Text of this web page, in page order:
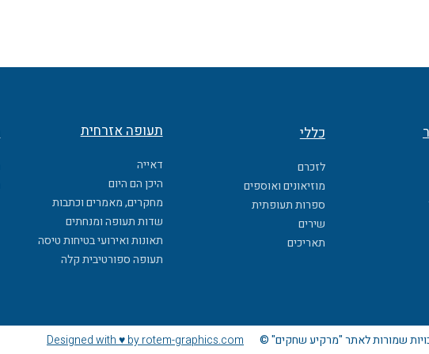
כללי
לזכרם
מוזיאונים ואוספים
ספרות תעופתית
שירים
תאריכים
תעופה אזרחית
דאייה
היכן הם היום
מחקרים, מאמרים וכתבות
שדות תעופה ומנחתים
תאונות ואירועי בטיחות טיסה
תעופה ספורטיבית קלה
שמורות לאתר "מרקיע שחקים" © Designed with ♥ by rotem-graphics.com